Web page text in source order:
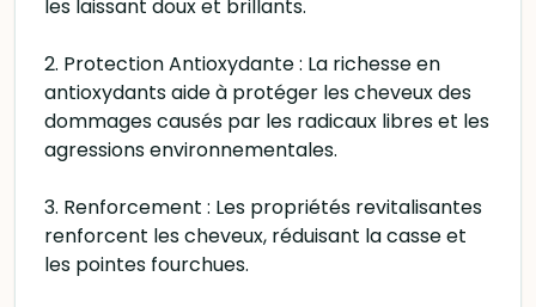
les laissant doux et brillants.
2. Protection Antioxydante : La richesse en
antioxydants aide à protéger les cheveux des
dommages causés par les radicaux libres et les
agressions environnementales.
3. Renforcement : Les propriétés revitalisantes
renforcent les cheveux, réduisant la casse et
les pointes fourchues.